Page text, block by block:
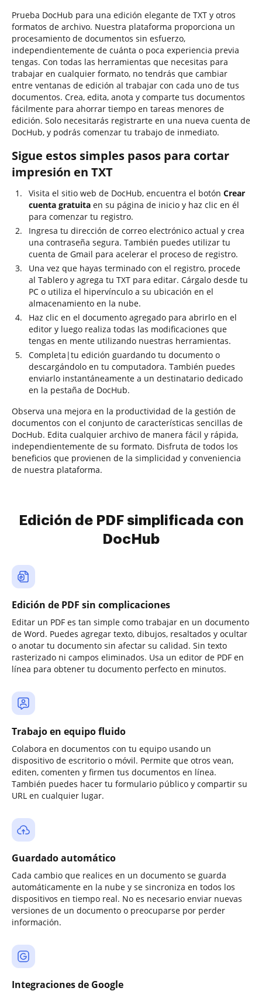
Prueba DocHub para una edición elegante de TXT y otros
formatos de archivo. Nuestra plataforma proporciona un
procesamiento de documentos sin esfuerzo,
independientemente de cuánta o poca experiencia previa
tengas. Con todas las herramientas que necesitas para
trabajar en cualquier formato, no tendrás que cambiar
entre ventanas de edición al trabajar con cada uno de tus
documentos. Crea, edita, anota y comparte tus documentos
fácilmente para ahorrar tiempo en tareas menores de
edición. Solo necesitarás registrarte en una nueva cuenta de
DocHub, y podrás comenzar tu trabajo de inmediato.
Sigue estos simples pasos para cortar
impresión en TXT
Visita el sitio web de DocHub, encuentra el botón Crear
cuenta gratuita en su página de inicio y haz clic en él
para comenzar tu registro.
Ingresa tu dirección de correo electrónico actual y crea
una contraseña segura. También puedes utilizar tu
cuenta de Gmail para acelerar el proceso de registro.
Una vez que hayas terminado con el registro, procede
al Tablero y agrega tu TXT para editar. Cárgalo desde tu
PC o utiliza el hipervínculo a su ubicación en el
almacenamiento en la nube.
Haz clic en el documento agregado para abrirlo en el
editor y luego realiza todas las modificaciones que
tengas en mente utilizando nuestras herramientas.
Completa|tu edición guardando tu documento o
descargándolo en tu computadora. También puedes
enviarlo instantáneamente a un destinatario dedicado
en la pestaña de DocHub.
Observa una mejora en la productividad de la gestión de
documentos con el conjunto de características sencillas de
DocHub. Edita cualquier archivo de manera fácil y rápida,
independientemente de su formato. Disfruta de todos los
beneficios que provienen de la simplicidad y conveniencia
de nuestra plataforma.
Edición de PDF simplificada con
DocHub
Edición de PDF sin complicaciones
Editar un PDF es tan simple como trabajar en un documento
de Word. Puedes agregar texto, dibujos, resaltados y ocultar
o anotar tu documento sin afectar su calidad. Sin texto
rasterizado ni campos eliminados. Usa un editor de PDF en
línea para obtener tu documento perfecto en minutos.
Trabajo en equipo fluido
Colabora en documentos con tu equipo usando un
dispositivo de escritorio o móvil. Permite que otros vean,
editen, comenten y firmen tus documentos en línea.
También puedes hacer tu formulario público y compartir su
URL en cualquier lugar.
Guardado automático
Cada cambio que realices en un documento se guarda
automáticamente en la nube y se sincroniza en todos los
dispositivos en tiempo real. No es necesario enviar nuevas
versiones de un documento o preocuparse por perder
información.
Integraciones de Google